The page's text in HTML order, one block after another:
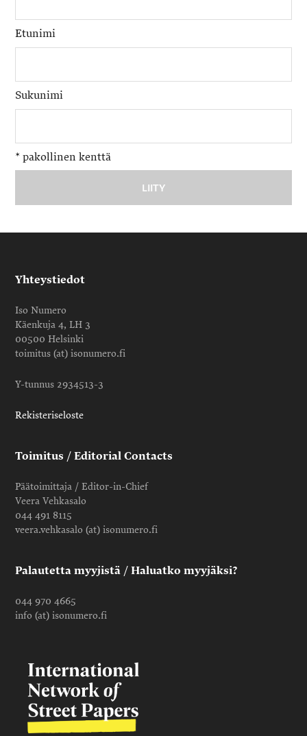
Etunimi
Sukunimi
* pakollinen kenttä
Yhteystiedot
Iso Numero
Käenkuja 4, LH 3
00500 Helsinki
toimitus (at) isonumero.fi
Y-tunnus 2934513-3
Rekisteriseloste
Toimitus / Editorial Contacts
Päätoimittaja / Editor-in-Chief
Veera Vehkasalo
044 491 8115
veera.vehkasalo (at) isonumero.fi
Palautetta myyjistä / Haluatko myyjäksi?
044 970 4665
info (at) isonumero.fi